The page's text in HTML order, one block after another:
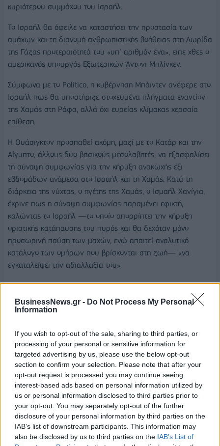
BusinessNews.gr - Do Not Process My Personal
Information
If you wish to opt-out of the sale, sharing to third parties, or
processing of your personal or sensitive information for
targeted advertising by us, please use the below opt-out
section to confirm your selection. Please note that after your
opt-out request is processed you may continue seeing
interest-based ads based on personal information utilized by
us or personal information disclosed to third parties prior to
your opt-out. You may separately opt-out of the further
disclosure of your personal information by third parties on the
IAB’s list of downstream participants. This information may
also be disclosed by us to third parties on the IAB’s List of
κυριότερου συμμάχου του Ισραήλ.
Το Ισραήλ θα όφειλε να καταστήσει την προστασία των
αμάχων και τη διανομή ανθρωπιστικής βοήθειας στη Λωρίδα
της Γάζας προτεραιότητά του «υπ’ αριθμόν ένα», είπε χθες ο
αμερικανός υπουργός Εξωτερικών Άντονι Μπλίνκεν.
Σύμφωνα με το Politico, η κυβέρνηση Μπάιντεν ανέφερε στο
Ισραήλ πως θα υποστήριζε στοχευμένα πλήγματα εναντίον
της Χαμάς στη Ράφα, αλλά όχι ευρείας κλίμακας χερσαία
επίθεση.
Η Ουάσιγκτον προσπαθεί ακόμη, μαζί με το Κατάρ και την
Αίγυπτο, άλλους δυο βασικούς μεσολαβητές, να εξασφαλίσει
τη σύναψη συμφωνίας για την κήρυξη ανακωχής έξι
εβδομάδων ανάμεσα στο Ισραήλ και τη Χαμάς. Κατά τη
διάρκεια της νύχτας, ο ηγέτης της Χαμάς, ο Ισμαήλ Χανίγια,
έκρινε πως η σύναψη συμφωνίας παραμένει εφικτή,
καλώντας το Ισραήλ —το οποίο απορρίπτει την κήρυξη
οριστικής κατάπαυσης του πυρός και θα δεχόταν μόνο
προσωρινή παύση των μαχών, ενώ απαιτεί αναλυτικό
κατάλογο των ομήρων που βρίσκονται στη ζωή— «να
εγκαταλείψει την αδιαλλαξία του».